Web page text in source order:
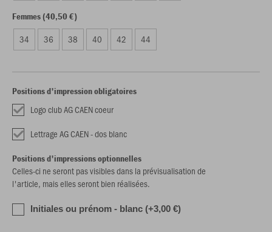
Femmes (40,50 €)
34 36 38 40 42 44
Positions d'impression obligatoires
Logo club AG CAEN coeur
Lettrage AG CAEN - dos blanc
Positions d'impressions optionnelles
Celles-ci ne seront pas visibles dans la prévisualisation de
l'article, mais elles seront bien réalisées.
Initiales ou prénom - blanc (+3,00 €)